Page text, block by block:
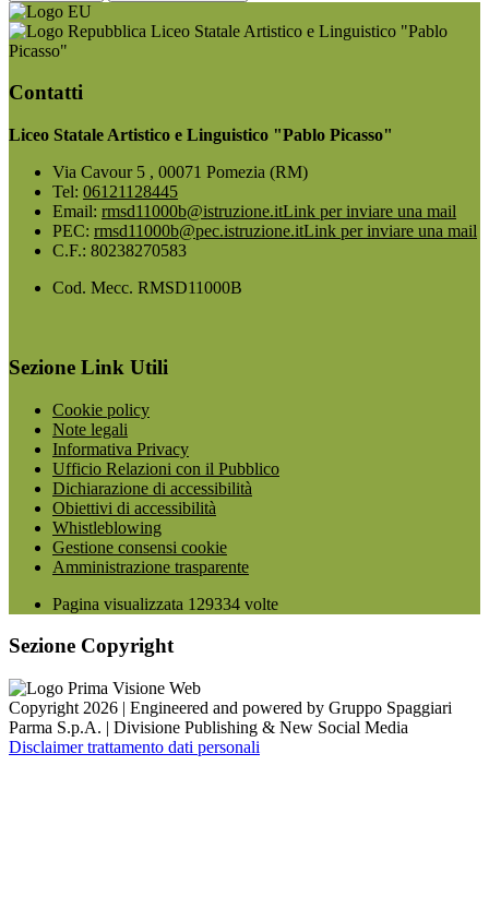
Liceo Statale Artistico e Linguistico "Pablo
Picasso"
Contatti
Liceo Statale Artistico e Linguistico "Pablo Picasso"
Via Cavour 5 , 00071 Pomezia (RM)
Tel: 06121128445
Email: rmsd11000b@istruzione.itLink per inviare una mail
PEC: rmsd11000b@pec.istruzione.itLink per inviare una mail
C.F.: 80238270583
Cod. Mecc. RMSD11000B
Sezione Link Utili
Cookie policy
Note legali
Informativa Privacy
Ufficio Relazioni con il Pubblico
Dichiarazione di accessibilità
Obiettivi di accessibilità
Whistleblowing
Gestione consensi cookie
Amministrazione trasparente
Pagina visualizzata 129334 volte
Sezione Copyright
Copyright 2026 | Engineered and powered by Gruppo Spaggiari
Parma S.p.A. | Divisione Publishing & New Social Media
Disclaimer trattamento dati personali